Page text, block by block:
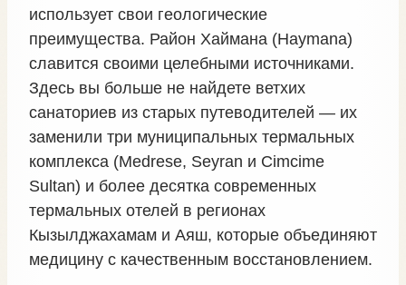
использует свои геологические
преимущества. Район Хаймана (Haymana)
славится своими целебными источниками.
Здесь вы больше не найдете ветхих
санаториев из старых путеводителей — их
заменили три муниципальных термальных
комплекса (Medrese, Seyran и Cimcime
Sultan) и более десятка современных
термальных отелей в регионах
Кызылджахамам и Аяш, которые объединяют
медицину с качественным восстановлением.